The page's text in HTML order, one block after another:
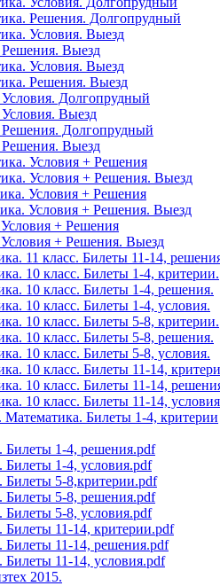
Решения. Долгопрудный
Условия. Выезд
Выезд
Условия. Выезд
Решения. Выезд
Долгопрудный
Выезд
Долгопрудный
Выезд
Условия + Решения
Условия + Решения. Выезд
Условия + Решения
Условия + Решения. Выезд
+ Решения
+ Решения. Выезд
11 класс. Билеты 11-14,
10 класс. Билеты 1-4, критерии.
10 класс. Билеты 1-4, решения.
10 класс. Билеты 1-4, условия.
10 класс. Билеты 5-8, критерии.
10 класс. Билеты 5-8, решения.
10 класс. Билеты 5-8, условия.
10 класс. Билеты 11-14,
10 класс. Билеты 11-14,
10 класс. Билеты 11-14,
Математика. Билеты 1-4, критерии
Билеты 1-4, решения.pdf
Билеты 1-4, условия.pdf
Билеты 5-8,критерии.pdf
Билеты 5-8, решения.pdf
Билеты 5-8, условия.pdf
Билеты 11-14, критерии.pdf
Билеты 11-14, решения.pdf
Билеты 11-14, условия.pdf
2015.